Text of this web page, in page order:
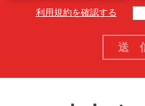
利用規約を確認する